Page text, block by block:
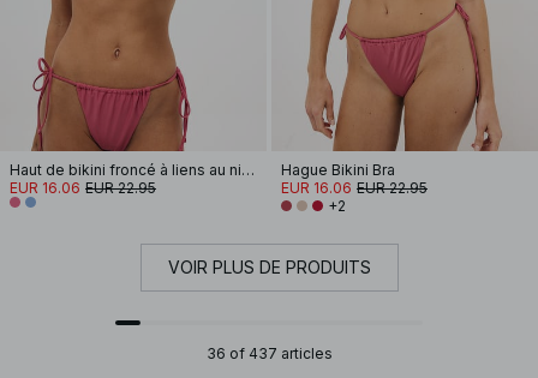
Haut de bikini froncé à liens au niveau des épaules
EUR 16.06 EUR 22.95
Hague Bikini Bra
EUR 16.06 EUR 22.95
+2
VOIR PLUS DE PRODUITS
36 of 437 articles